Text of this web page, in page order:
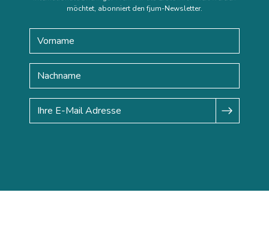
möchtet, abonniert den fjum-Newsletter.